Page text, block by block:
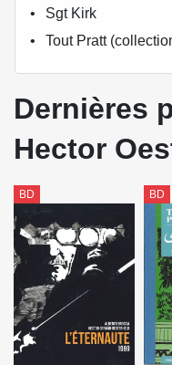
Sgt Kirk
Tout Pratt
Dernières
Hector
BD BD